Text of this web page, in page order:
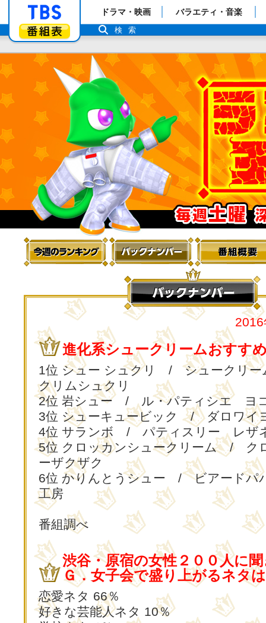
「TBSテレビ」トップページ
番組表
ドラマ・映画 バラエティ・音楽
検索
進化系シュークリームおすす
1位 シュー シュクリ / シュークリー
クリムシュクリ
2位 岩シュー / ル・パティシエ ヨ
3位 シューキュービック / ダロワイ
4位 サランボ / パティスリー レザ
5位 クロッカンシュークリーム / ク
ーザクザク
6位 かりんとうシュー / ビアードパ
工房
番組調べ
渋谷・原宿の女性２００人に
Ｇ．女子会で盛り上がるネタ
恋愛ネタ 66％
好きな芸能人ネタ 10％